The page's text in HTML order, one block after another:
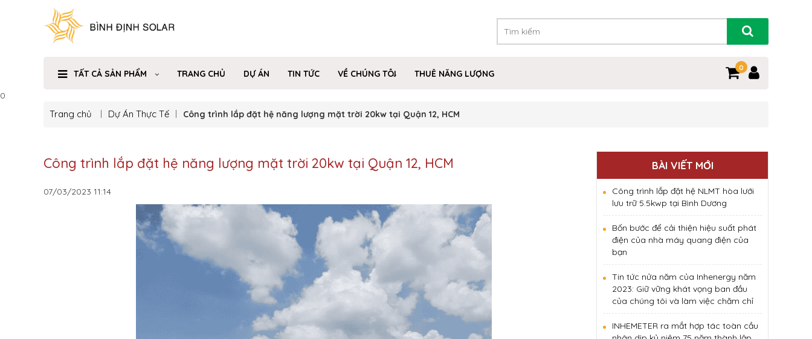
TẤT CẢ SẢN PHẨM TRANG CHỦ DỰ ÁN TIN TỨC VỀ CHÚNG TÔI THUÊ NĂNG LƯỢNG
0
0
Trang chủ Dự Án Thực Tế Công trình lắp đặt hệ năng lượng mặt trời 20kw tại Quận 12, HCM
Công trình lắp đặt hệ năng lượng mặt trời 20kw tại Quận 12, HCM
07/03/2023 11:14
BÀI VIẾT MỚI
Công trình lắp đặt hệ NLMT hòa lưới
lưu trữ 5.5kwp tại Bình Dương
Bốn bước để cải thiện hiệu suất phát
điện của nhà máy quang điện của
bạn
Tin tức nửa năm của Inhenergy năm
2023: Giữ vững khát vọng ban đầu
của chúng tôi và làm việc chăm chỉ
INHEMETER ra mắt hợp tác toàn cầu